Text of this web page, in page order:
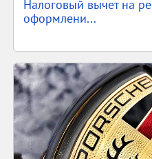
Налоговый вычет на
оформлени...